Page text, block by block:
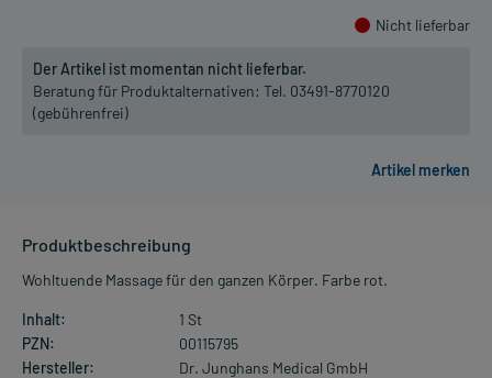
Nicht lieferbar
Der Artikel ist momentan nicht lieferbar.
Beratung für Produktalternativen: Tel. 03491-8770120
(gebührenfrei)
Produktbeschreibung
Wohltuende Massage für den ganzen Körper. Farbe rot.
Inhalt:
1 St
PZN:
00115795
Hersteller:
Dr. Junghans Medical GmbH